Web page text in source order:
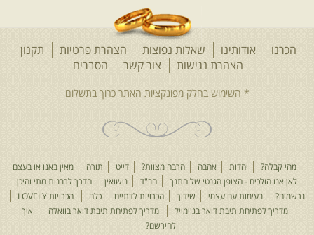
הכרנו אודותינו שאלות נפוצות הצהרת פרטיות
תקנון
הצהרת נגישות
צור קשר הסברים
מהי קבלה? יהדות אהבה הרבה מצוות? דייט תורה
מאין באנו או בעצם
לאן אנו הולכים - הצופן הגנטי של התנך
חב"ד נישואין
הדרך לרבנות מתי והיכן
נרשמים?
בעימות עם עצמי שידוך הכרויות לדתיים כלה
הכרויות LOVELY
מדריך לפתיחת תיבת דואר בג'ימייל
מדריך לפתיחת תיבת דואר בוואלה
איך
להירשם?